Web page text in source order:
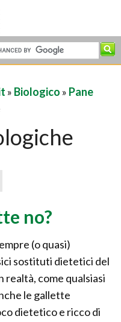
» Biologico » Pane
no?
(o quasi)
sostituti dietetici del
realtà, come qualsiasi
le gallette
dietetico e ricco di